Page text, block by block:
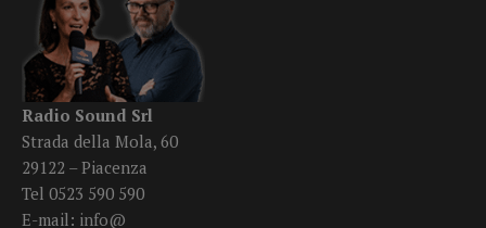
Radio Sound Srl
Strada della Mola, 60
29122 – Piacenza
Tel 0523 590 590
E-mail: info@